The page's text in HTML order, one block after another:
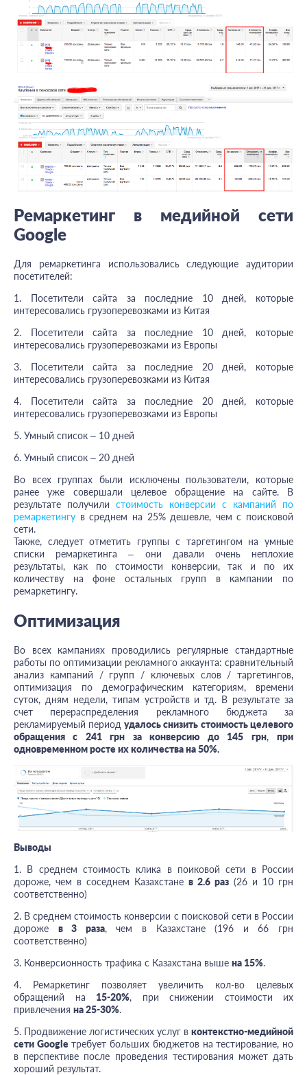
Ремаркетинг в медийной сети
Google
Для ремаркетинга использовались следующие аудитории
посетителей:
1. Посетители сайта за последние 10 дней, которые
интересовались грузоперевозками из Китая
2. Посетители сайта за последние 10 дней, которые
интересовались грузоперевозками из Европы
3. Посетители сайта за последние 20 дней, которые
интересовались грузоперевозками из Китая
4. Посетители сайта за последние 20 дней, которые
интересовались грузоперевозками из Европы
5. Умный список – 10 дней
6. Умный список – 20 дней
Во всех группах были исключены пользователи, которые
ранее уже совершали целевое обращение на сайте. В
результате получили стоимость конверсии с кампаний по
ремаркетингу в среднем на 25% дешевле, чем с поисковой
сети.
Также, следует отметить группы с таргетингом на умные
списки ремаркетинга – они давали очень неплохие
результаты, как по стоимости конверсии, так и по их
количеству на фоне остальных групп в кампании по
ремаркетингу.
Оптимизация
Во всех кампаниях проводились регулярные стандартные
работы по оптимизации рекламного аккаунта: сравнительный
анализ кампаний / групп / ключевых слов / таргетингов,
оптимизация по демографическим категориям, времени
суток, дням недели, типам устройств и тд. В результате за
счет перераспределения рекламного бюджета за
рекламируемый период удалось снизить стоимость целевого
обращения с 241 грн за конверсию до 145 грн,при
одновременном росте их количества на 50%.
Выводы
1. В среднем стоимость клика в поиковой сети в России
дороже, чем в соседнем Казахстане в 2.6 раз (26 и 10 грн
соответственно)
2. В среднем стоимость конверсии с поисковой сети в России
дороже в 3 раза, чем в Казахстане (196 и 66 грн
соответственно)
3. Конверсионность трафика с Казахстана выше на 15%.
4. Ремаркетинг позволяет увеличить кол-во целевых
обращений на 15-20%, при снижении стоимости их
привлечения на 25-30%.
5. Продвижение логистических услуг в контекстно-медийной
сети Googleтребует больших бюджетов на тестирование, но
в перспективе после проведения тестирования может дать
хороший результат.